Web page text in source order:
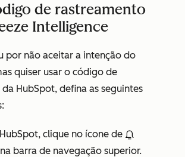
de rastreamento
Intelligence
por não aceitar a intenção do
quiser usar o código de
HubSpot, defina as seguintes
clique no ícone de
na barra de navegação superior.